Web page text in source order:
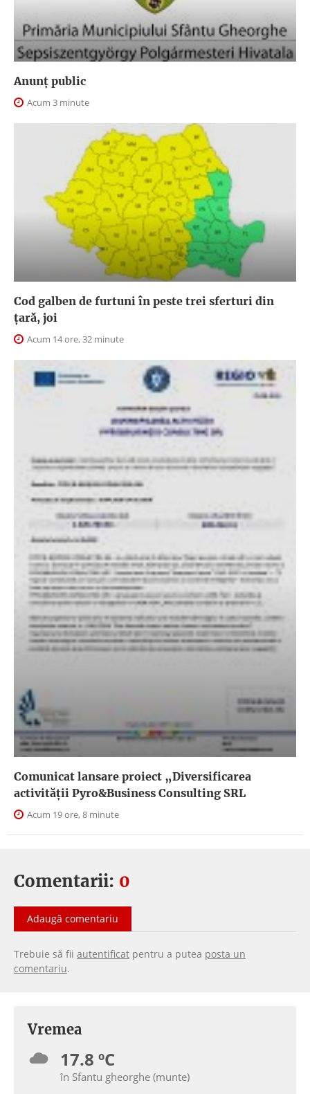
Anunţ public
Acum 3 minute
Cod galben de furtuni în peste trei sferturi din
țară, joi
Acum 14 ore, 32 minute
Comunicat lansare proiect „Diversificarea
activității Pyro&Business Consulting SRL
Acum 19 ore, 8 minute
Comentarii: 0
Adaugă comentariu
Trebuie să fii autentificat pentru a putea posta un
comentariu.
Vremea
17.8 ºC
în Sfantu gheorghe (munte)